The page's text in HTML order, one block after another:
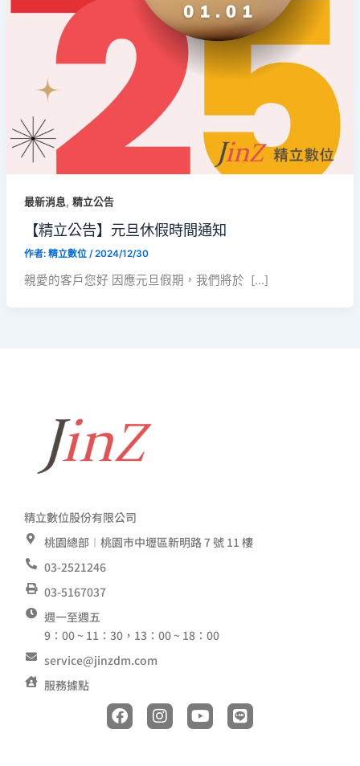
最新消息, 精立公告
【精立公告】元旦休假時間通知
作者: 精立數位 /2024/12/30
親愛的客戶您好 因應元旦假期，我們將於 […]
精立數位股份有限公司
桃園總部︱桃園市中壢區新明路 7 號 11 樓
03-2521246
03-5167037
週一至週五
9：00 ~ 11：30，13：00 ~ 18：00
service@jinzdm.com
服務據點
F
a
c
I
n
s
Y
o
u
L
i
n